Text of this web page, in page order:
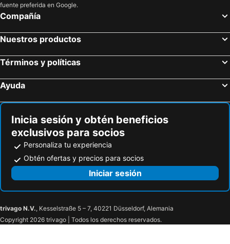
fuente preferida en Google.
Compañía
Nuestros productos
Términos y políticas
Ayuda
Inicia sesión y obtén beneficios
exclusivos para socios
Personaliza tu experiencia
Obtén ofertas y precios para socios
Iniciar sesión
trivago N.V., Kesselstraße 5 – 7, 40221 Düsseldorf, Alemania
Copyright 2026 trivago | Todos los derechos reservados.